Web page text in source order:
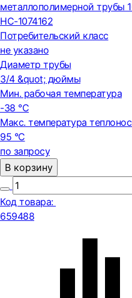
металлополимерной трубы
НС-1074162
Потребительский класс
не указано
Диаметр трубы
3/4 &quot; дюймы
Мин. рабочая температура
-38 °С
Макс. температура
95 °С
по запросу
В корзину
Код товара:
659488